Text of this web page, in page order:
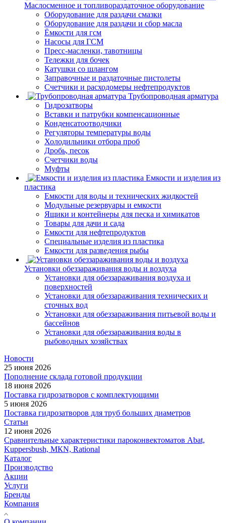
Маслосменное и топливораздаточное оборудование
Оборудование для раздачи смазки
Оборудование для раздачи и сбор масла
Ёмкости для гсм
Насосы для ГСМ
Пресс-масленки, тавотницы
Тележки для бочек
Катушки со шлангом
Заправочные и раздаточные пистолеты
Счетчики и расходомеры нефтепродуктов
Трубопроводная арматура
Гидрозатворы
Вставки и патрубки компенсационные
Конденсатоотводчики
Регуляторы температуры воды
Холодильники отбора проб
Дробь, песок
Счетчики воды
Муфты
Емкости и изделия из
пластика
Емкости для воды и технических жидкостей
Модульные резервуары и емкости
Ящики и контейнеры для песка и химикатов
Товары для дачи и сада
Емкости для нефтепродуктов
Специальные изделия из пластика
Емкости для разведения рыбы
Установки обеззараживания воды и воздуха
Установки для обеззараживания воздуха и
поверхностей
Установки для обеззараживания технических и
сточных вод
Установки для обеззараживания питьевой воды и
бассейнов
Установки для обеззараживания воды в
рыбоводных хозяйствах
Новости
25 июня 2026
Пополнение склада готовой продукции
18 июня 2026
Поставка гидрозатворов с комплектующими
5 июня 2026
Поставка гидрозатворов для труб больших диаметров
Статьи
12 июня 2026
Сравнительные характеристики пароконвектоматов Abat,
Kuppersbush, МКN, Rational
Каталог
Производство
Акции
Услуги
Бренды
Компания